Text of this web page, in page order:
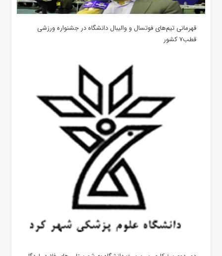
قهرمانی تیم‌های فوتسال و والیبال دانشگاه در جشنواره ورزشی
قطب۷ کشور